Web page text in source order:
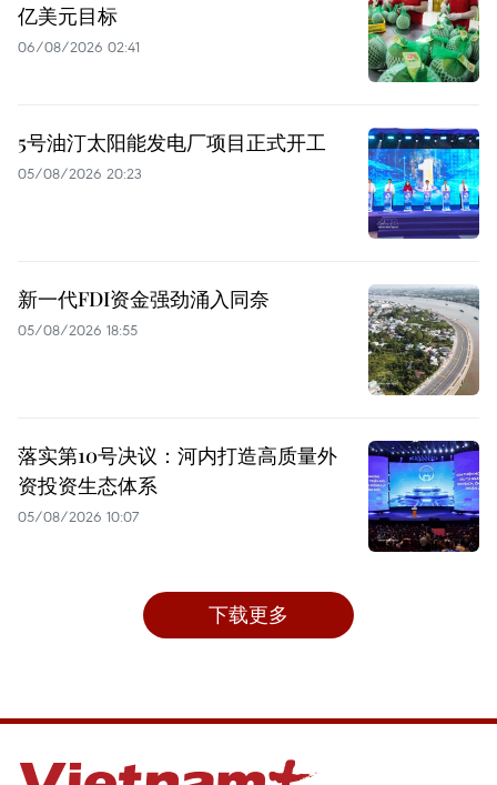
亿美元目标
06/08/2026 02:41
5号油汀太阳能发电厂项目正式开工
05/08/2026 20:23
新一代FDI资金强劲涌入同奈
05/08/2026 18:55
落实第10号决议：河内打造高质量外
资投资生态体系
05/08/2026 10:07
下载更多